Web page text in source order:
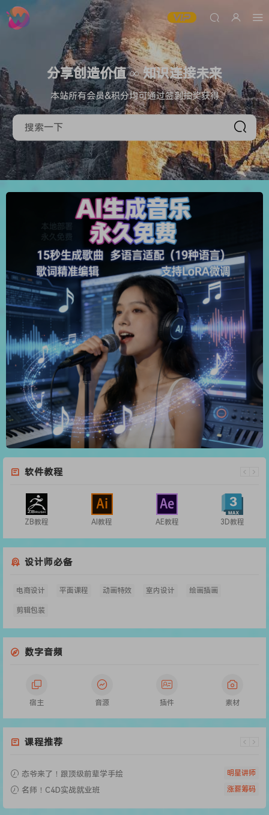
分享创造价值 ∞ 知识连接未来
本站所有会员&积分均可通过签到抽奖获得
软件教程
ZB教程 AI教程 AE教程 3D教程
设计师必备
电商设计 平面课程 动画特效 室内设计 绘画插画
剪辑包装
数字音频
宿主 音源 插件 素材
课程推荐
态爷来了！跟顶级前辈学手绘 明星讲师
名师！C4D实战就业班 涨薪筹码